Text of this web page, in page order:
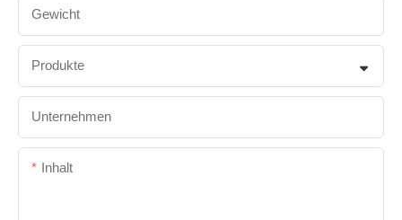
Gewicht
Produkte
Unternehmen
Inhalt